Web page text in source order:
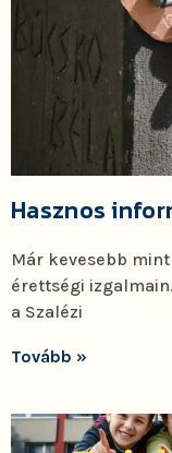
Hasznos
Már kevesebb
érettségi
a Szalézi
Tovább »